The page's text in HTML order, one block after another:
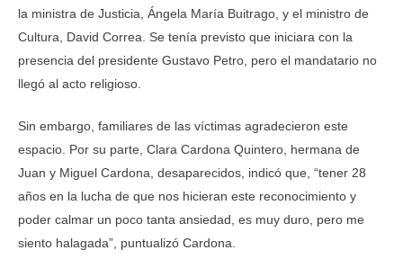
la ministra de Justicia, Ángela María Buitrago, y el ministro de
Cultura, David Correa. Se tenía previsto que iniciara con la
presencia del presidente Gustavo Petro, pero el mandatario no
llegó al acto religioso.
Sin embargo, familiares de las víctimas agradecieron este
espacio. Por su parte, Clara Cardona Quintero, hermana de
Juan y Miguel Cardona, desaparecidos, indicó que, “tener 28
años en la lucha de que nos hicieran este reconocimiento y
poder calmar un poco tanta ansiedad, es muy duro, pero me
siento halagada”, puntualizó Cardona.